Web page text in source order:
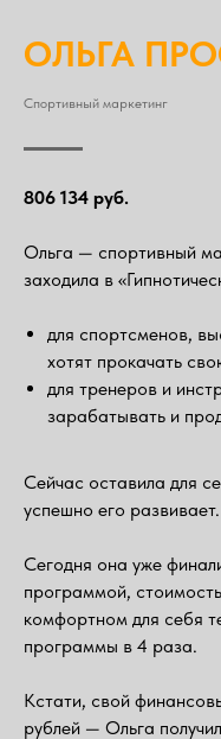
ОЛЬГА
Спортивный маркетинг
806 134 руб.
Ольга — спортивный
заходила в
для спортсменов,
хотят прокачать
для тренеров и
зарабатывать и
Сейчас оставила для
успешно его развивает.
Сегодня она уже
программой,
комфортном для себя
программы в 4 раза.
Кстати, свой
рублей — Ольга